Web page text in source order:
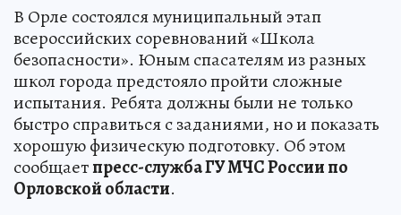
В Орле состоялся муниципальный этап
всероссийских соревнований «Школа
безопасности». Юным спасателям из разных
школ города предстояло пройти сложные
испытания. Ребята должны были не только
быстро справиться с заданиями, но и показать
хорошую физическую подготовку. Об этом
сообщаетпресс-служба ГУ МЧС России по
Орловской области.